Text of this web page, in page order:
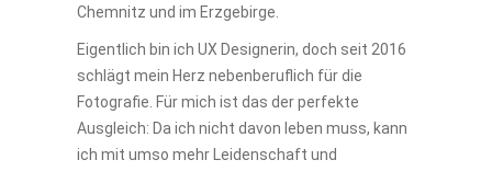
Chemnitz und im Erzgebirge.
Eigentlich bin ich UX Designerin, doch seit 2016
schlägt mein Herz nebenberuflich für die
Fotografie. Für mich ist das der perfekte
Ausgleich: Da ich nicht davon leben muss, kann
ich mit umso mehr Leidenschaft und